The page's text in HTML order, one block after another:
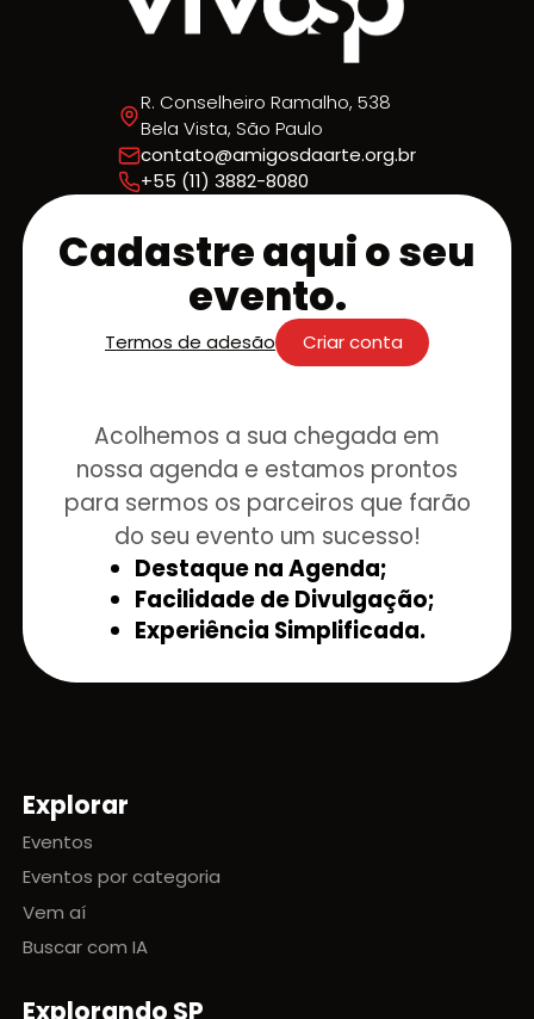
R. Conselheiro Ramalho, 538
Bela Vista, São Paulo
contato@amigosdaarte.org.br
+55 (11) 3882-8080
Cadastre aqui o seu
evento.
Termos de adesão Criar conta
Acolhemos a sua chegada em
nossa agenda e estamos prontos
para sermos os parceiros que farão
do seu evento um sucesso!
Destaque na Agenda;
Facilidade de Divulgação;
Experiência Simplificada.
Mapa do site
Explorar
Eventos
Eventos por categoria
Vem aí
Buscar com IA
Explorando SP